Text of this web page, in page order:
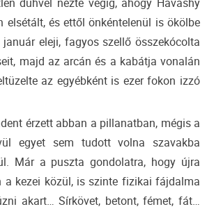
elsétált, és ettől önkéntelenül is ökölbe
eleji, fagyos szellő összekócolta
majd az arcán és a kabátja vonalán
az egyébként is ezer fokon izzó
érzett abban a pillanatban, mégis a
egyet sem tudott volna szavakba
Már a puszta gondolatra, hogy újra
a kezei közül, is szinte fizikai fájdalma
akart… Sírkövet, betont, fémet, fát…